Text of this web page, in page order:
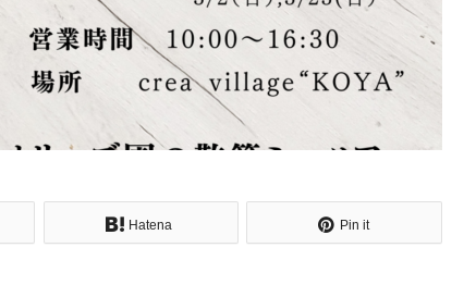
わずか数週間。白いオリーブの
花が咲き誇る、オリーブ園の小
さな旅へ。
【2/28開催】〜はじめてのオリ
Hatena Pin it